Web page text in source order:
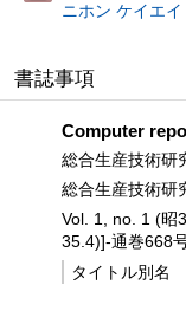
ニホン ケイエ
書誌事項
Computer
総合生産技術研
総合生産技術研
Vol. 1, no. 1 (昭
35.4)]-通巻668
タイトル別名